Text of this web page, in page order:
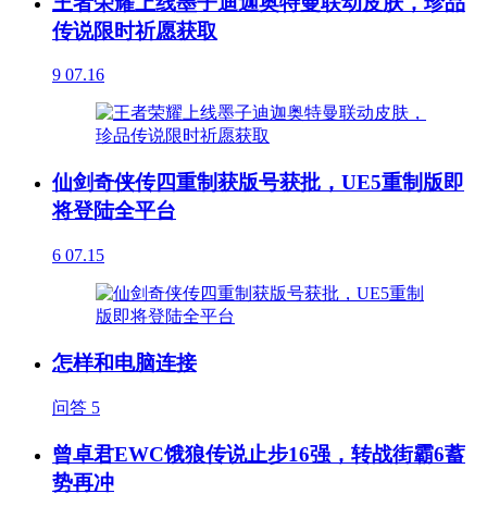
传说限时祈愿获取
9 07.16
仙剑奇侠传四重制获版号获批，UE5重制版即
将登陆全平台
6 07.15
怎样和电脑连接
问答 5
曾卓君EWC饿狼传说止步16强，转战街霸6蓄
势再冲